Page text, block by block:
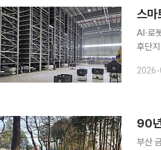
AI·로
후단지 스마트
확대
90
부산